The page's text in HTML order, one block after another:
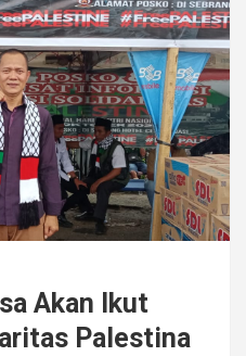
Akan Ikut
Palestina